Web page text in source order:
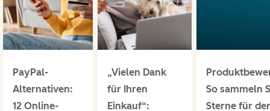
PayPal-
Alternativen:
12 Online-
„Vielen Dank
für Ihren
Einkauf“:
So sammeln
Sterne für